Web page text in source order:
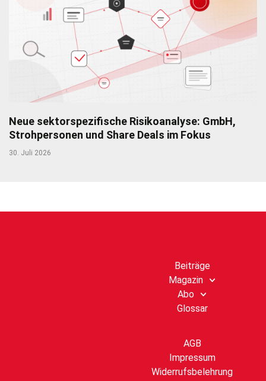
Neue sektorspezifische Risikoanalyse: GmbH,
Strohpersonen und Share Deals im Fokus
30. Juli 2026
Beiträge
Magazin
Abo
Glossar
AGB
Impressum
Widerrufsbelehrung